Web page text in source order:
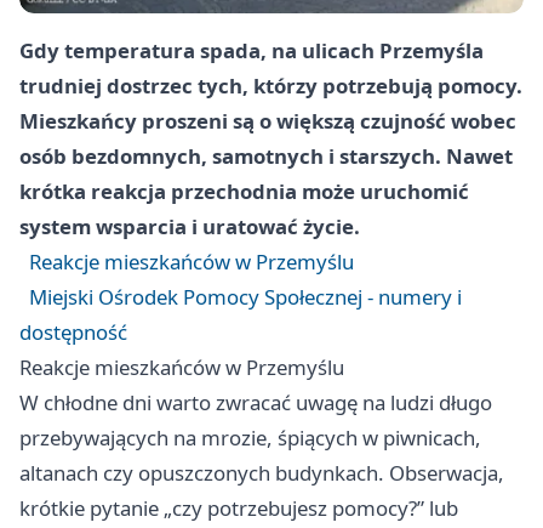
Gdy temperatura spada, na ulicach Przemyśla
trudniej dostrzec tych, którzy potrzebują pomocy.
Mieszkańcy proszeni są o większą czujność wobec
osób bezdomnych, samotnych i starszych. Nawet
krótka reakcja przechodnia może uruchomić
system wsparcia i uratować życie.
Reakcje mieszkańców w Przemyślu
Miejski Ośrodek Pomocy Społecznej - numery i
dostępność
Reakcje mieszkańców w Przemyślu
W chłodne dni warto zwracać uwagę na ludzi długo
przebywających na mrozie, śpiących w piwnicach,
altanach czy opuszczonych budynkach. Obserwacja,
krótkie pytanie „czy potrzebujesz pomocy?” lub